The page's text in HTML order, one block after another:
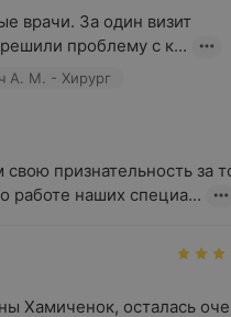
врачи. За один визит
проблему с к...
А. М. - Хирург
признательность за
работе наших специа...
Хамиченок, осталась